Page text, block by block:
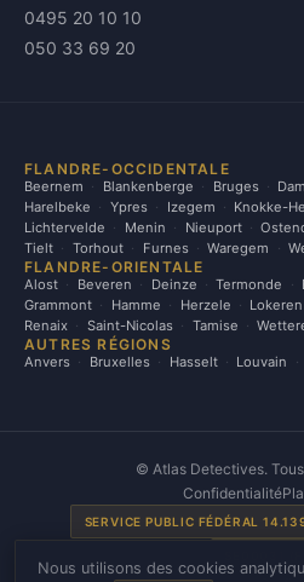
0495 20 10 10
050 33 69 20
FLANDRE-OCCIDENTALE
Beernem Blankenberge Bruges
Harelbeke
Ypres Izegem Knokke-
Lichtervelde
Menin Nieuport
Tielt
Torhout Furnes Waregem
FLANDRE-ORIENTALE
Alost Beveren Deinze Termonde
Grammont
Hamme Herzele Lokeren
Renaix
Saint-Nicolas Tamise
AUTRES RÉGIONS
Anvers Bruxelles Hasselt Louvain
© Atlas Detectives.
Confidentialité
SERVICE PUBLIC FÉDÉRAL
Nous utilisons des cookies